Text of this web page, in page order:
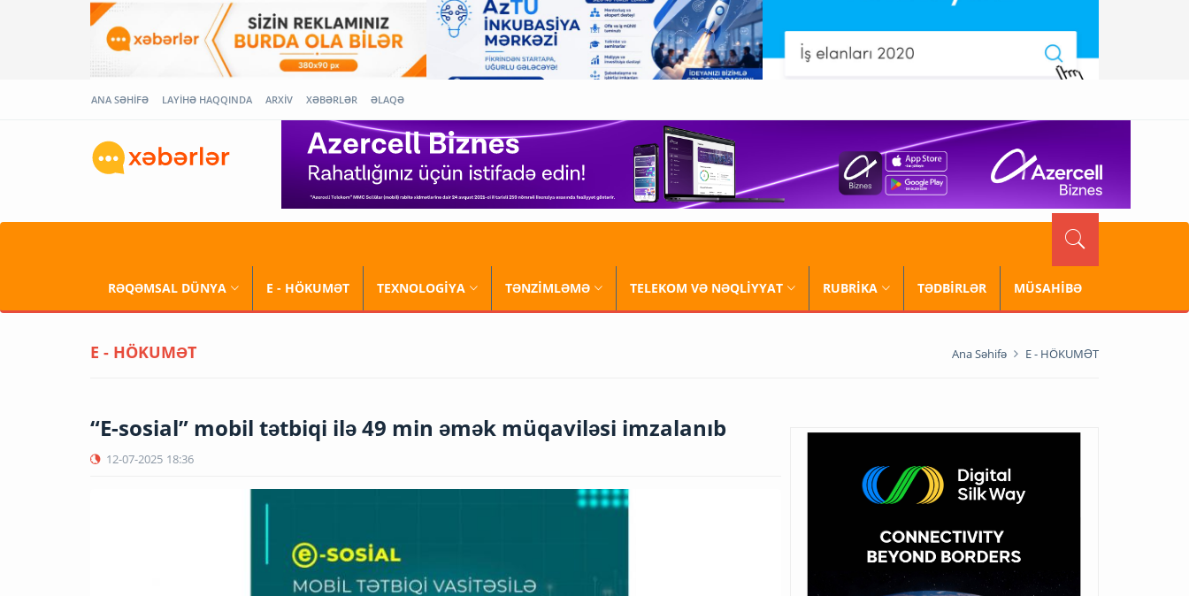
ANA SƏHİFƏ LAYİHƏ HAQQINDA ARXİV XƏBƏRLƏR ƏLAQƏ
RƏQƏMSAL DÜNYA E - HÖKUMƏT TEXNOLOGİYA TƏNZİMLƏMƏ TELEKOM VƏ NƏQLİYYAT RUBRİKA TƏDBİRLƏR MÜSAHİBƏ
E - HÖKUMƏT Ana Səhifə E - HÖKUMƏT
“E-sosial” mobil tətbiqi ilə 49 min əmək müqaviləsi imzalanıb
12-07-2025 18:36